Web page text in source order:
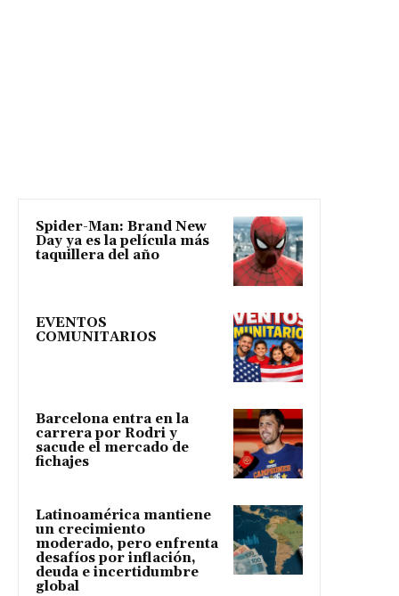
Spider-Man: Brand New
Day ya es la película más
taquillera del año
EVENTOS
COMUNITARIOS
Barcelona entra en la
carrera por Rodri y
sacude el mercado de
fichajes
Latinoamérica mantiene
un crecimiento
moderado, pero enfrenta
desafíos por inflación,
deuda e incertidumbre
global